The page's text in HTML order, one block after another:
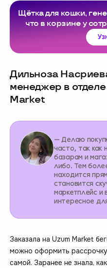
Щётка для кошки,
что в корзине у
Дильноза
менеджер в
Market
— Делаю
часто, так
базарам и
либо. Тем
находится
становится
маркетплейс и
интересное
Заказала на Uzum Market
можно оформить
самой. Заранее не знала,